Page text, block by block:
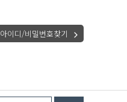
아이디/비밀번호찾기